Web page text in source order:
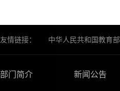
友情链接： 中华人民共和国教育部
部门简介 新闻公告